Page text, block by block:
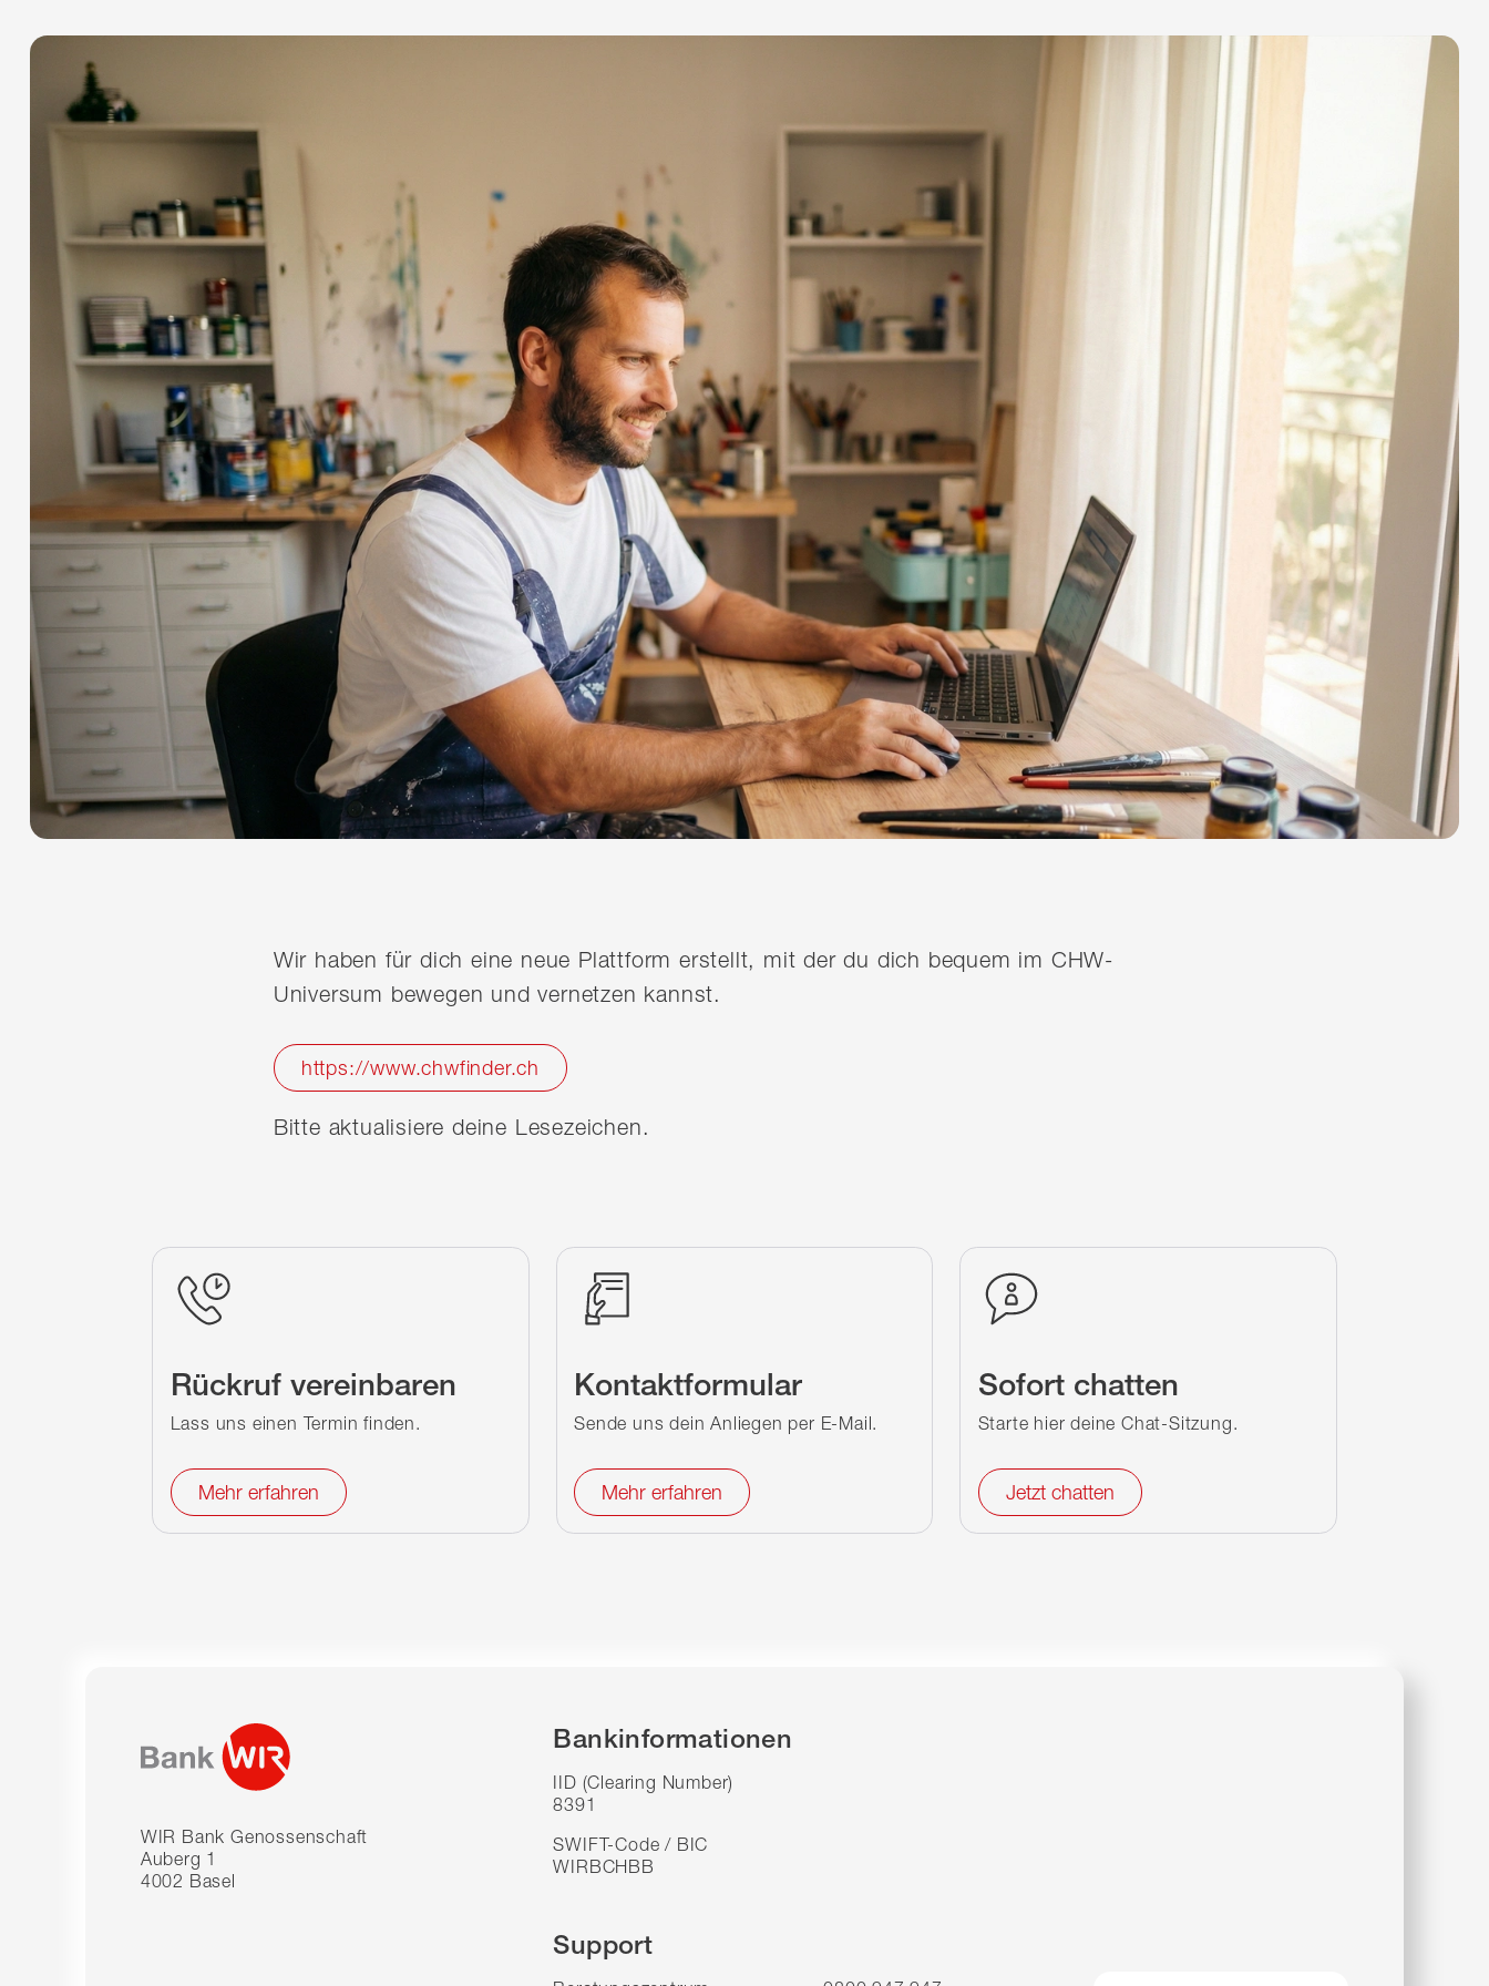
Wir haben für dich eine neue Plattform erstellt, mit der du dich bequem im CHW-
Universum bewegen und vernetzen kannst.
https://www.chwfinder.ch
Bitte aktualisiere deine Lesezeichen.
Rückruf vereinbaren
Lass uns einen Termin finden.
Mehr erfahren
Kontaktformular
Sende uns dein Anliegen per E-Mail.
Mehr erfahren
Sofort chatten
Starte hier deine Chat-Sitzung.
Jetzt chatten
WIR Bank Genossenschaft
Auberg 1
4002 Basel
Bankinformationen
IID (Clearing Number)
8391
SWIFT-Code / BIC
WIRBCHBB
Support